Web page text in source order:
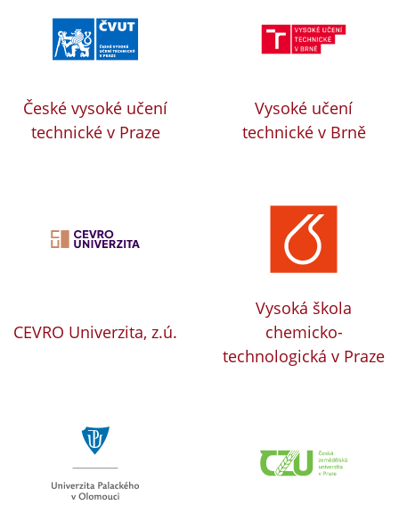
České vysoké učení
technické v Praze
Vysoké učení
technické v Brně
CEVRO Univerzita, z.ú.
Vysoká škola
chemicko-
technologická v Praze